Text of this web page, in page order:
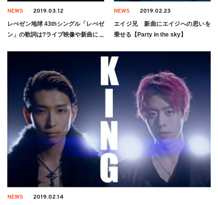
NEWS 2019.03.12
レぺゼン地球 43thシングル「レぺゼ
ン」の歌詞は?ライブ映像や新曲につ
NEWS 2019.02.23
エイジ兄 新曲にエイジへの思いを
乗せる【Party in the sky】
NEWS 2019.02.14